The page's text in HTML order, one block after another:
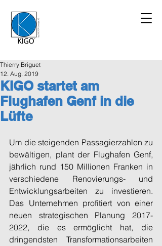
KIGO startet am
Flughafen Genf in die
Lüfte
Thierry Briguet
12. Aug. 2019
Um die steigenden Passagierzahlen zu
bewältigen, plant der Flughafen Genf,
jährlich rund 150 Millionen Franken in
verschiedene Renovierungs- und
Entwicklungsarbeiten zu investieren.
Das Unternehmen profitiert von einer
neuen strategischen Planung 2017-
2022, die es ermöglicht hat, die
dringendsten Transformationsarbeiten